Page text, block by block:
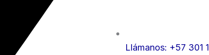
Llámanos: +57 301